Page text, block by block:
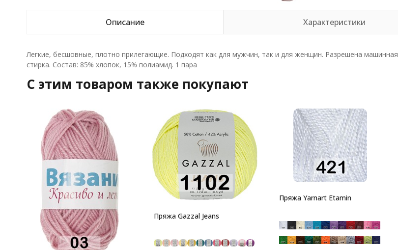
Описание Характеристики
Легкие, бесшовные, плотно прилегающие. Подходят как для мужчин, так и для женщин. Разрешена машинная
стирка. Состав: 85% хлопок, 15% полиамид. 1 пара
C этим товаром также покупают
Пряжа Gazzal Jeans
Пряжа Yarnart Etamin